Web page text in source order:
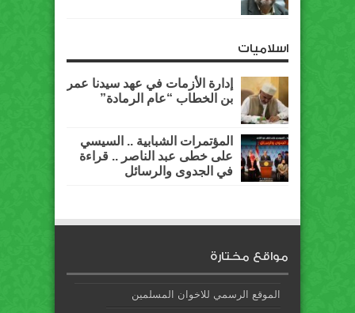
اسلاميات
إدارة الأزمات في عهد سيدنا عمر
بن الخطاب “عام الرمادة”
المؤتمرات الشبابية .. السيسي
على خطى عبد الناصر .. قراءة
في الجدوى والرسائل
مواقع مختارة
الموقع الرسمي للاخوان المسلمين